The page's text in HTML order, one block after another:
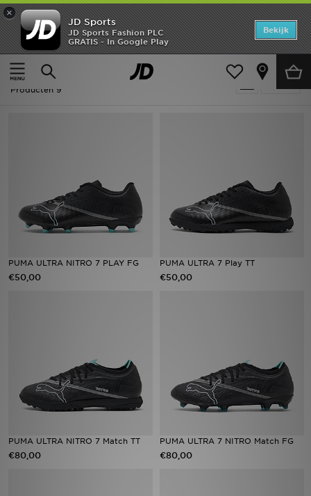
×
JD Sports
JD Sports Fashion PLC
GRATIS - In Google Play
Bekijk
Thuis
Puma Ultra
Puma Ultra
Producten 9
PUMA ULTRA NITRO 7 PLAY FG
€50,00
PUMA ULTRA 7 Play TT
€50,00
PUMA ULTRA NITRO 7 Match TT
€80,00
PUMA ULTRA 7 NITRO Match FG
€80,00
Home
Offers
New In
Collecties
Sports
Bestelling traceren
Mijn JD
Klantenservice